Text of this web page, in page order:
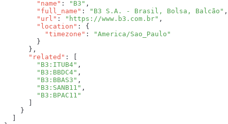
        "name"
: "B3"
        "full_name"
:
"B3 S.A. - Brasil, Bolsa, Balcão"
        "url"
: "https://www.b3.com.br"
        "location"
          "timezone"
:
      "related"
        "B3:ITUB4"
        "B3:BBDC4"
        "B3:BBAS3"
        "B3:SANB11"